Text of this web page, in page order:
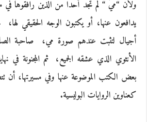
ولأن‮ “‬ميّ‮ “ ‬لم تجد أحدا من الذين رافقوها في
‬يدافعون عنها، أو‮ ‬يكتبون الوجه الحقيقي
أجيال لتثبت عندهم صورة مي، ‮ ‬صاحبة
الأنثوي الذي عشقه الجميع، ‮ ‬ثم المجنونة في
بعض الكتب الموضوعة عنها وفي مسيرتها، أن
كعناوين الروايات البوليسية‮.‬